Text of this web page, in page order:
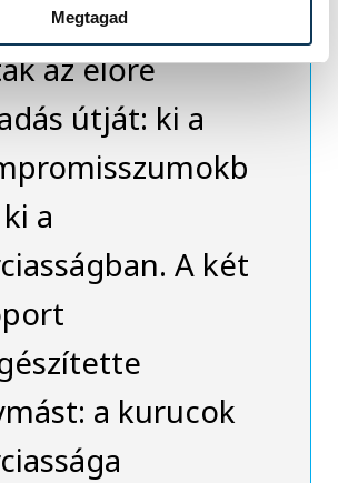
MegtagadMásban
az előre
útját: ki a
a
A két
a kurucok